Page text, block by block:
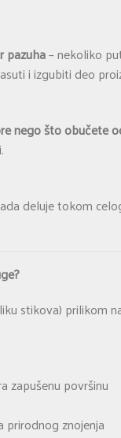
pazuha– nekoliko
i izgubiti deo
nego što obučete
deluje tokom
stikova) prilikom
zapušenu površinu
prirodnog znojenja